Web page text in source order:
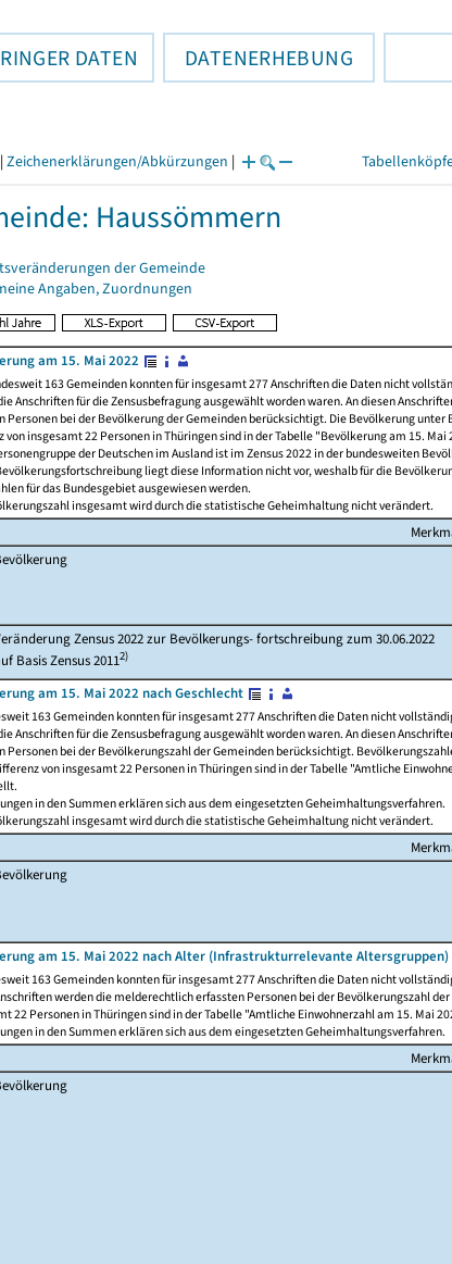
DATEN DATENERHEBUNG
| Zeichenerklärungen/Abkürzungen |
Haussömmern
der Gemeinde
Angaben, Zuordnungen
am 15. Mai 2022
163 Gemeinden konnten für insgesamt 277 Anschriften die Daten nicht
Anschriften für die Zensusbefragung ausgewählt worden waren. An diesen
Personen bei der Bevölkerung der Gemeinden berücksichtigt. Die Bevölkerung unter
von insgesamt 22 Personen in Thüringen sind in der Tabelle "Bevölkerung am 15.
der Deutschen im Ausland ist im Zensus 2022 in der bundesweiten
liegt diese Information nicht vor, weshalb für die
für das Bundesgebiet ausgewiesen werden.
insgesamt wird durch die statistische Geheimhaltung nicht verändert.
Zensus 2022 zur Bevölkerungs- fortschreibung zum 30.06.2022
Basis Zensus 20112)
am 15. Mai 2022 nach Geschlecht
163 Gemeinden konnten für insgesamt 277 Anschriften die Daten nicht
Anschriften für die Zensusbefragung ausgewählt worden waren. An diesen
Personen bei der Bevölkerungszahl der Gemeinden berücksichtigt.
von insgesamt 22 Personen in Thüringen sind in der Tabelle "Amtliche
in den Summen erklären sich aus dem eingesetzten Geheimhaltungsverfahren.
insgesamt wird durch die statistische Geheimhaltung nicht verändert.
am 15. Mai 2022 nach Alter (Infrastrukturrelevante Altersgruppen)
163 Gemeinden konnten für insgesamt 277 Anschriften die Daten nicht
werden die melderechtlich erfassten Personen bei der Bevölkerungszahl
22 Personen in Thüringen sind in der Tabelle "Amtliche Einwohnerzahl am 15. Mai
in den Summen erklären sich aus dem eingesetzten Geheimhaltungsverfahren.